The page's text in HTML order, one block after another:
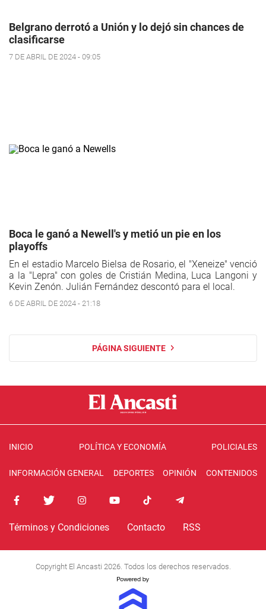
Belgrano derrotó a Unión y lo dejó sin chances de
clasificarse
7 DE ABRIL DE 2024 - 09:05
Boca le ganó a Newell's y metió un pie en los
playoffs
En el estadio Marcelo Bielsa de Rosario, el "Xeneize" venció
a la "Lepra" con goles de Cristián Medina, Luca Langoni y
Kevin Zenón. Julián Fernández descontó para el local.
6 DE ABRIL DE 2024 - 21:18
PÁGINA SIGUIENTE
INICIO POLÍTICA Y ECONOMÍA POLICIALES
INFORMACIÓN GENERAL DEPORTES OPINIÓN CONTENIDOS
Términos y Condiciones Contacto RSS
Copyright El Ancasti 2026. Todos los derechos reservados.